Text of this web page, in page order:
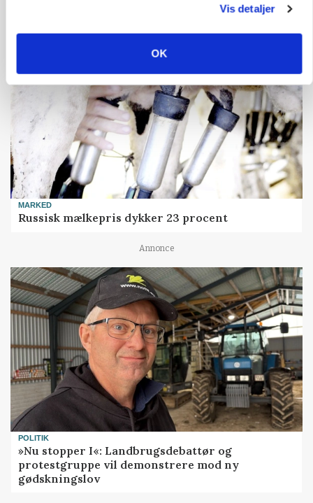
Vis detaljer
OK
MARKED
Russisk mælkepris dykker 23 procent
Annonce
POLITIK
»Nu stopper I«: Landbrugsdebattør og
protestgruppe vil demonstrere mod ny
gødskningslov